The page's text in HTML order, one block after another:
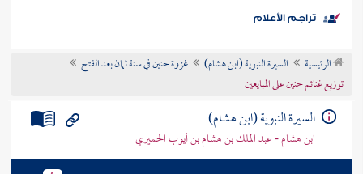
موضوعي
تراجم الأعلام
الرئيسية السيرة النبوية (ابن هشام)
غزوة حنين في سنة ثمان بعد الفتح
توزيع غنائم حنين على المبايعين
السيرة النبوية (ابن هشام)
ابن هشام - عبد الملك بن هشام بن أيوب الحميري